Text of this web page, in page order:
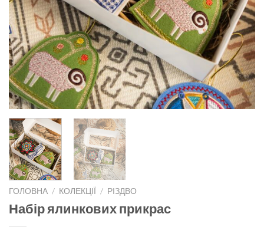
ГОЛОВНА / КОЛЕКЦІЇ / РІЗДВО
Набір ялинкових прикрас